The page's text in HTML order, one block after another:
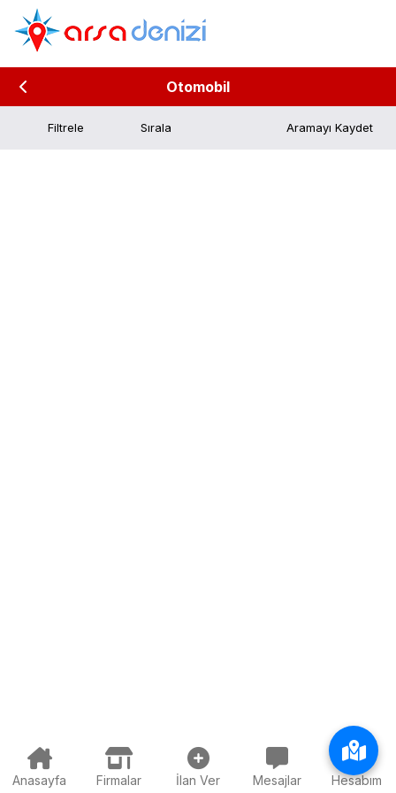
Otomobil
Filtrele Aramayı Kaydet
Anasayfa Firmalar İlan Ver Mesajlar Hesabım